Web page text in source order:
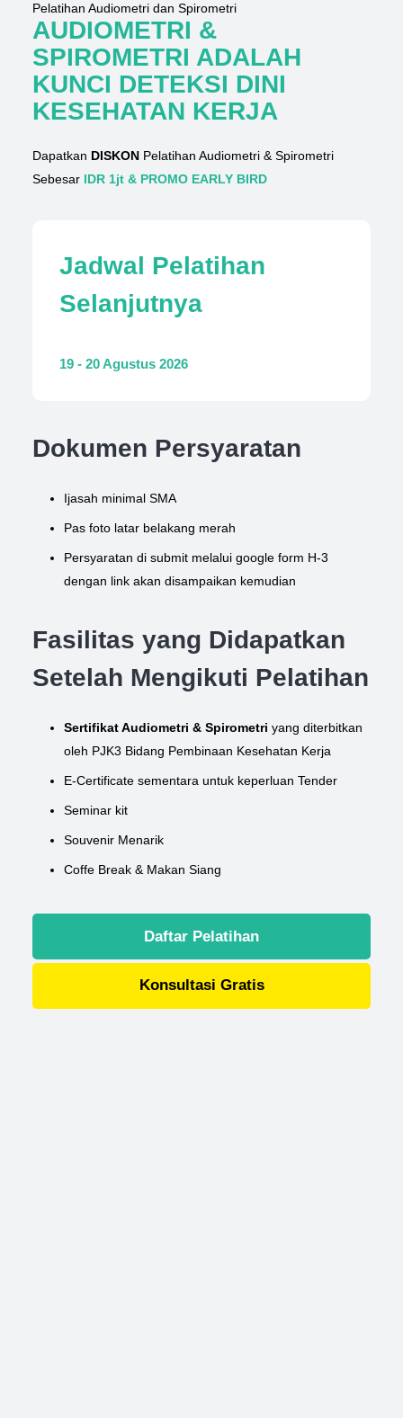
Pelatihan Audiometri dan Spirometri
AUDIOMETRI &
SPIROMETRI ADALAH
KUNCI DETEKSI DINI
KESEHATAN KERJA
Dapatkan DISKON Pelatihan Audiometri & Spirometri
Sebesar IDR 1jt & PROMO EARLY BIRD
Jadwal Pelatihan
Selanjutnya
19 - 20 Agustus 2026
Dokumen Persyaratan
Ijasah minimal SMA
Pas foto latar belakang merah
Persyaratan di submit melalui google form H-3
dengan link akan disampaikan kemudian
Fasilitas yang Didapatkan
Setelah Mengikuti Pelatihan
Sertifikat Audiometri & Spirometri yang diterbitkan
oleh PJK3 Bidang Pembinaan Kesehatan Kerja
E-Certificate sementara untuk keperluan Tender
Seminar kit
Souvenir Menarik
Coffe Break & Makan Siang
Daftar Pelatihan
Konsultasi Gratis